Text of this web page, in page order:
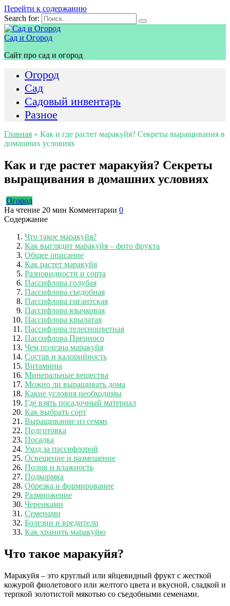
Перейти к содержанию
Search for:
Сад и Огород
Сайт про сад и огород
Огород
Сад
Садовый инвентарь
Разное
Главная » Как и где растет маракуйя? Секреты выращивания в
домашних условиях
Как и где растет маракуйя? Секреты
выращивания в домашних условиях
Огород
На чтение 20 мин Комментарии 0
Содержание
Что такое маракуйя?
Как выглядит маракуйя – фото фрукта
Общее описание
Как растет маракуйя
Разновидности и сорта
Пассифлора голубая
Пассифлора съедобная
Пассифлора гигантская
Пассифлора язычковая
Пассифлора крылатая
Пассифлора телесноцветная
Пассифлора Прециосо
Чем полезна маракуйя
Состав и калорийность
Витамины
Минеральные вещества
Можно ли выращивать дома
Какие условия необходимы
Где взять посадочный материал
Как выбрать сорт
Выращивание из семян
Подготовка
Посадка
Уход за пассифлорой
Освещение и размещение
Полив и влажность
Подкормка
Обрезка и формирование
Размножение
Черенками
Семенами
Болезни и вредители
Как хранить маракуйю
Что такое маракуйя?
Маракуйя – это круглый или яйцевидный фрукт с жесткой
кожурой фиолетового или желтого цвета и вкусной, сладкой и
терпкой золотистой мякотью со съедобными семенами.